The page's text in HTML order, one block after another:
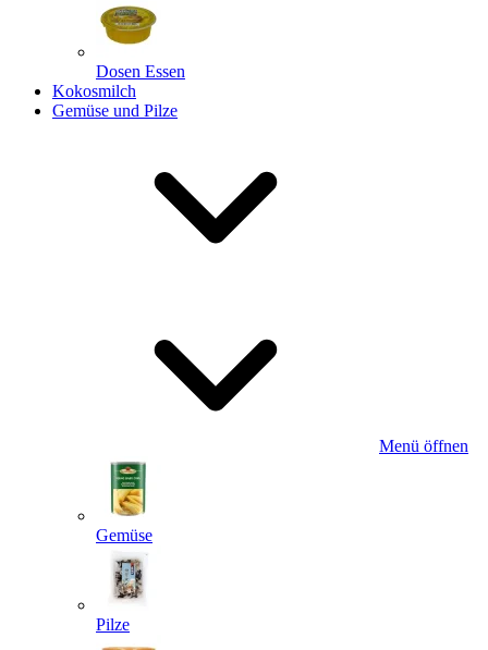
Dosen Essen
Kokosmilch
Gemüse und Pilze
Menü öffnen
Gemüse
Pilze